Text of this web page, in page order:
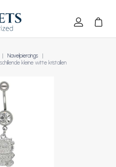
Navelpiercings
kleine witte kristallen